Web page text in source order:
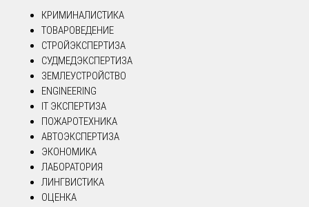
КРИМИНАЛИСТИКА
ТОВАРОВЕДЕНИЕ
СТРОЙЭКСПЕРТИЗА
СУДМЕДЭКСПЕРТИЗА
ЗЕМЛЕУСТРОЙСТВО
ENGINEERING
IT ЭКСПЕРТИЗА
ПОЖАРОТЕХНИКА
АВТОЭКСПЕРТИЗА
ЭКОНОМИКА
ЛАБОРАТОРИЯ
ЛИНГВИСТИКА
ОЦЕНКА